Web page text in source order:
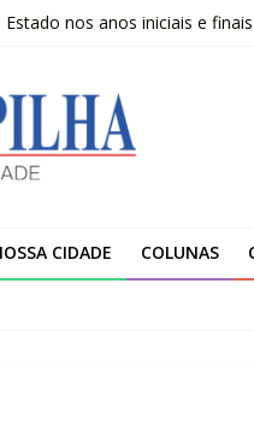
nos anos iniciais e
Arruda
na ampliação da unidade
CIDADE COLUNAS